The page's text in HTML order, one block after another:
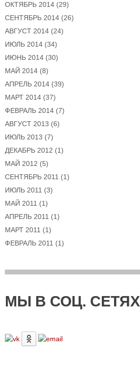
ОКТЯБРЬ 2014 (29)
СЕНТЯБРЬ 2014 (26)
АВГУСТ 2014 (24)
ИЮЛЬ 2014 (34)
ИЮНЬ 2014 (30)
МАЙ 2014 (8)
АПРЕЛЬ 2014 (39)
МАРТ 2014 (37)
ФЕВРАЛЬ 2014 (7)
АВГУСТ 2013 (6)
ИЮЛЬ 2013 (7)
ДЕКАБРЬ 2012 (1)
МАЙ 2012 (5)
СЕНТЯБРЬ 2011 (1)
ИЮЛЬ 2011 (3)
МАЙ 2011 (1)
АПРЕЛЬ 2011 (1)
МАРТ 2011 (1)
ФЕВРАЛЬ 2011 (1)
МЫ В СОЦ. СЕТЯХ